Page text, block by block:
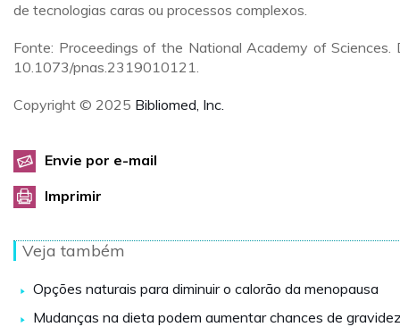
de tecnologias caras ou processos complexos.
Fonte: Proceedings of the National Academy of Sciences.
10.1073/pnas.2319010121.
Copyright © 2025 Bibliomed, Inc.
Envie por e-mail
Imprimir
Veja também
Opções naturais para diminuir o calorão da menopausa
Mudanças na dieta podem aumentar chances de